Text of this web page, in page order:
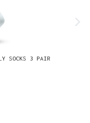
SOCKS 3 PAIR